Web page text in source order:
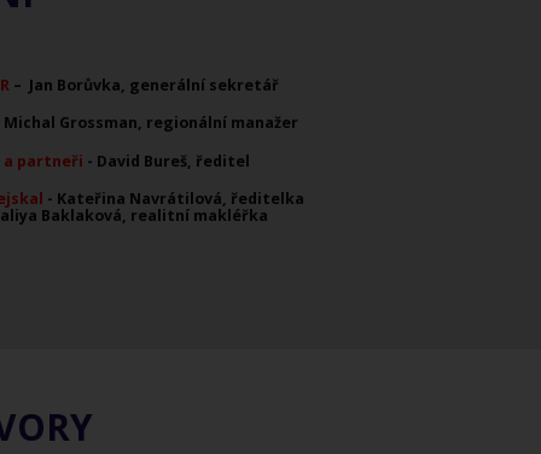
– Jan Borůvka, generální sekretář
Michal Grossman, regionální manažer
a partneři - David Bureš, ředitel
- Kateřina Navrátilová, ředitelka
Baklaková, realitní makléřka